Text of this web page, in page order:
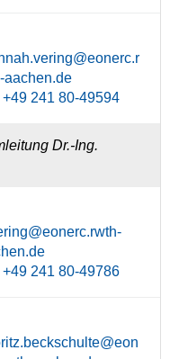
aachen.de
+49 241 80-49594
Dr.-Ing.
+49 241 80-49786